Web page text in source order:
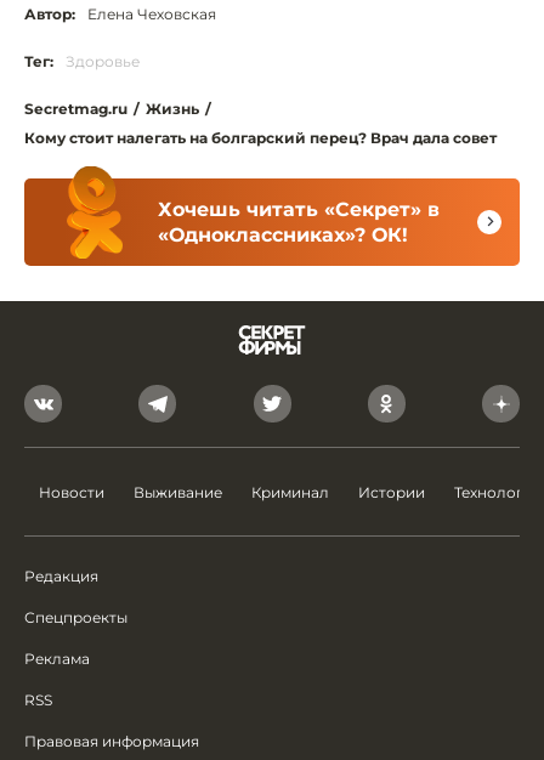
Автор: Елена Чеховская
Тег: Здоровье
Secretmag.ru / Жизнь /
Кому стоит налегать на болгарский перец? Врач дала совет
Хочешь читать «Секрет» в
«Одноклассниках»? ОК!
Новости Выживание Криминал Истории Технологии
Редакция
Спецпроекты
Реклама
RSS
Правовая информация